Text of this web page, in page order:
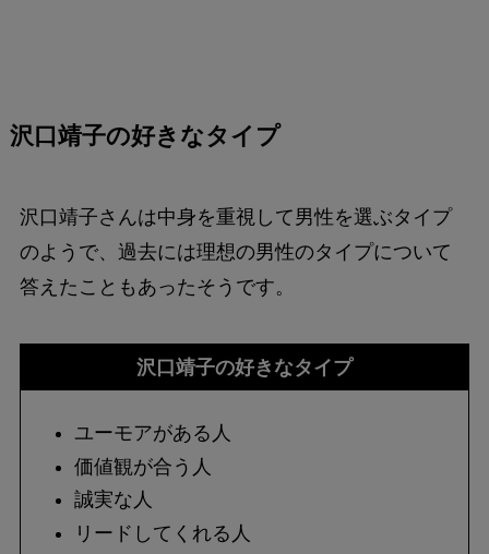
沢口靖子の好きなタイプ
沢口靖子さんは中身を重視して男性を選ぶタイプ
のようで、過去には理想の男性のタイプについて
答えたこともあったそうです。
沢口靖子の好きなタイプ
ユーモアがある人
価値観が合う人
誠実な人
リードしてくれる人